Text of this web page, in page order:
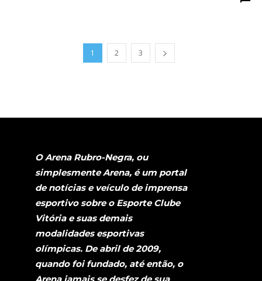
1 2 3
O Arena Rubro-Negra, ou
simplesmente Arena, é um portal
de notícias e veículo de imprensa
esportivo sobre o Esporte Clube
Vitória e suas demais
modalidades esportivas
olímpicas. De abril de 2009,
quando foi fundado, até então, o